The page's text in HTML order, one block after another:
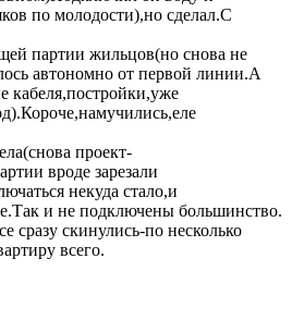
по молодости),но сделал.С
партии жильцов(но снова не
автономно от первой линии.А
кабеля,постройки,уже
проект-
вроде зарезали
некуда стало,и
и не подключены большинство.
сразу скинулись-по несколько
всего.